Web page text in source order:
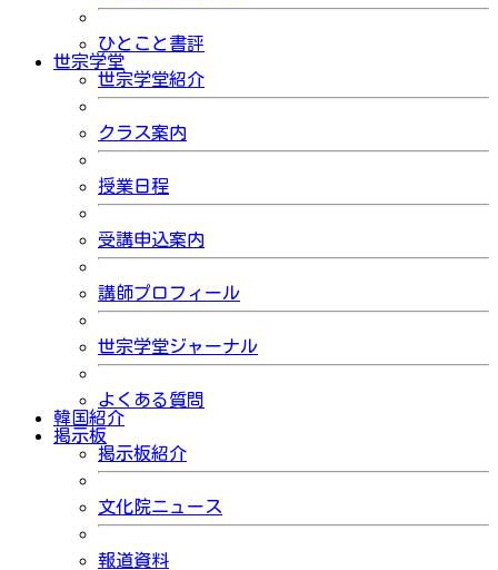
ひとこと書評
世宗学堂
世宗学堂紹介
クラス案内
授業日程
受講申込案内
講師プロフィール
世宗学堂ジャーナル
よくある質問
韓国紹介
掲示板
掲示板紹介
文化院ニュース
報道資料